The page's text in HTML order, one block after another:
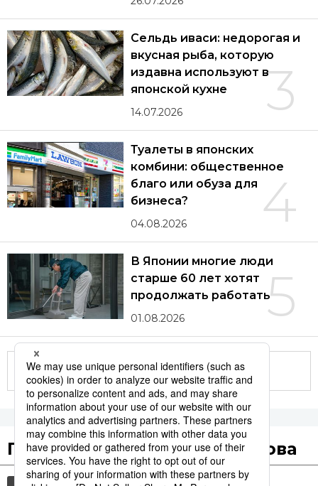
3
Сельдь иваси: недорогая и
вкусная рыба, которую
издавна используют в
японской кухне
14.07.2026
4
Туалеты в японских
комбини: общественное
благо или обуза для
бизнеса?
04.08.2026
5
В Японии многие люди
старше 60 лет хотят
продолжать работать
01.08.2026
Другие статьи по теме
Популярные поисковые слова